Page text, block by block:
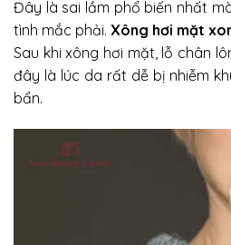
Đây là sai lầm phổ biến nhất
tình mắc phải. Xông hơi mặt
Sau khi xông hơi mặt, lỗ chân
đây là lúc da rất dễ bị nhiễm
bẩn.